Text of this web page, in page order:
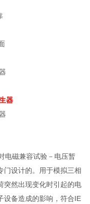
器
电磁兼容试验－电压暂
门设计的。用于模拟三相
突然出现变化时引起的电
设备造成的影响，符合IE